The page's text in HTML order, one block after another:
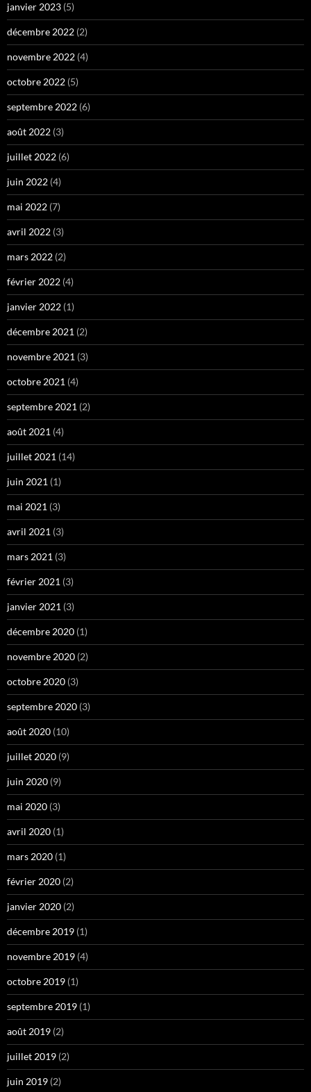
janvier 2023 (5)
décembre 2022 (2)
novembre 2022 (4)
octobre 2022 (5)
septembre 2022 (6)
août 2022 (3)
juillet 2022 (6)
juin 2022 (4)
mai 2022 (7)
avril 2022 (3)
mars 2022 (2)
février 2022 (4)
janvier 2022 (1)
décembre 2021 (2)
novembre 2021 (3)
octobre 2021 (4)
septembre 2021 (2)
août 2021 (4)
juillet 2021 (14)
juin 2021 (1)
mai 2021 (3)
avril 2021 (3)
mars 2021 (3)
février 2021 (3)
janvier 2021 (3)
décembre 2020 (1)
novembre 2020 (2)
octobre 2020 (3)
septembre 2020 (3)
août 2020 (10)
juillet 2020 (9)
juin 2020 (9)
mai 2020 (3)
avril 2020 (1)
mars 2020 (1)
février 2020 (2)
janvier 2020 (2)
décembre 2019 (1)
novembre 2019 (4)
octobre 2019 (1)
septembre 2019 (1)
août 2019 (2)
juillet 2019 (2)
juin 2019 (2)